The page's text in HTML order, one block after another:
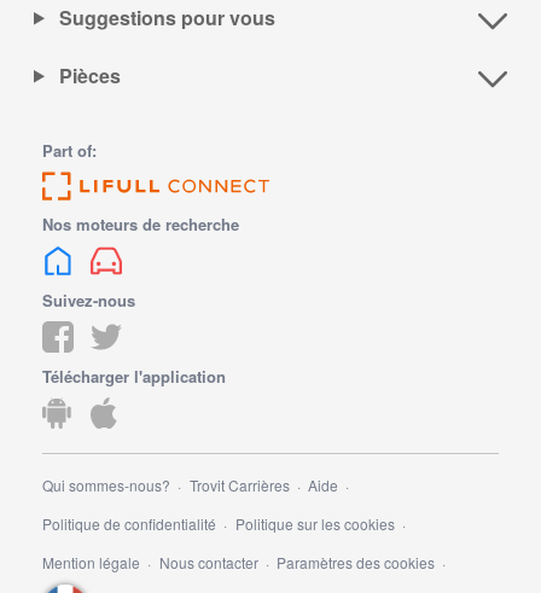
Suggestions pour vous
Pièces
Part of:
Nos moteurs de recherche
Suivez-nous
Télécharger l'application
Qui sommes-nous? Trovit Carrières
Aide
Politique de confidentialité
Politique sur les cookies
Mention légale
Nous contacter Paramètres des cookies